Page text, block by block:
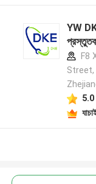
YW
F8
Street,
5.0